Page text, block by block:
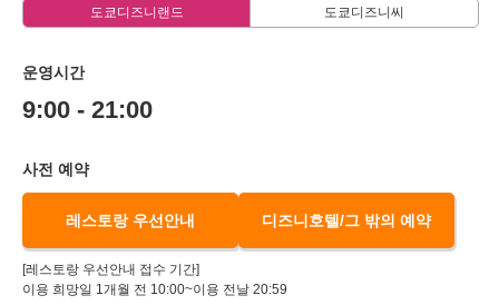
도쿄디즈니랜드 도쿄디즈니씨
운영시간
9:00 - 21:00
사전 예약
레스토랑 우선안내 디즈니호텔/그 밖의 예약
[레스토랑 우선안내 접수 기간]
이용 희망일 1개월 전 10:00~이용 전날 20:59